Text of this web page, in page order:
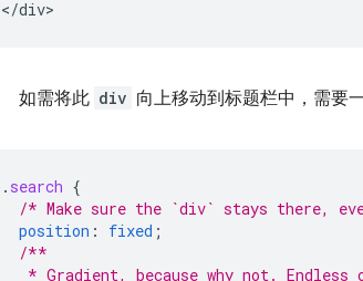
如需将此 div 向上移动到标题栏中，需要
. search {
/* Make sure the `div` stays there,
position : fixed ;
/**
* Gradient, because why not. Endless